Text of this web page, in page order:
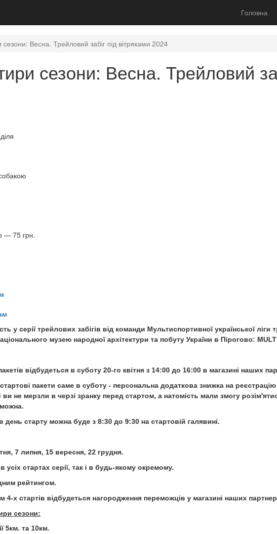
Головна
Весна. Трейловий забіг під вітряками 2024
сезони: Весна. Трейловий
— 75 грн.
у серії трейлових забігів від команди Мультиспортивної української ліги
музею народної архітектури та побуту України в Пірогово:
відбудеться в суботу 20-го квітня з 14:00 до 16:00 в магазині наших
пакети саме в суботу - персональна додаткова знижка на реєстрацію
не мерзли в черзі зранку перед стартом, а натомість мали змогу
день старту можна буде з 8:30 до 9:30 на стартовій галявині.
7 липня, 15 вересня, 22 грудня.
стартах серії, так і в будь-якому окремому.
рейтингом.
4-х стартів відбудеться нагородження переможців у магазині наших
сезони:
5км. та 10км.